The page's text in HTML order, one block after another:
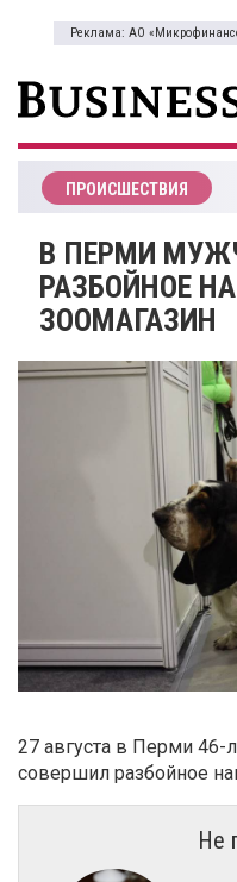
Реклама: АО
ПРОИСШЕСТВИЯ
​В ПЕРМИ
РАЗБОЙНОЕ
ЗООМАГАЗИН
27 августа в Перми 46-
совершил разбойное
Не